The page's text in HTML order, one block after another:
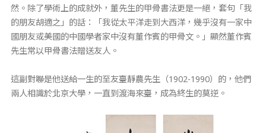
然。除了學術上的成就外，董先生的甲骨書法更是一絕，套句「我
的朋友胡適之」的話：「我從太平洋走到大西洋，幾乎沒有一家中
國朋友或美國的中國學者家中沒有董作賓的甲骨文。」顯然董作賓
先生常以甲骨書法贈送友人。
這副對聯是他送給一生的至友臺靜農先生（1902-1990）的，他們
兩人相識於北京大學，一直到渡海來臺，成為終生的莫逆。